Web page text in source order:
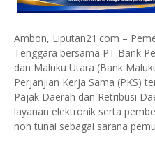
Ambon, Liputan21.com –
Tenggara bersama PT Bank
dan Maluku Utara (Bank
Perjanjian Kerja Sama (PKS)
Pajak Daerah dan Retribusi
layanan elektronik serta
non tunai sebagai sarana